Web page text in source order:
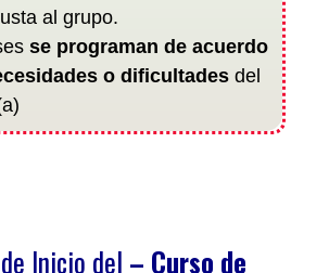
al grupo.
se programan de acuerdo
o dificultades del
Inicio del – Curso de